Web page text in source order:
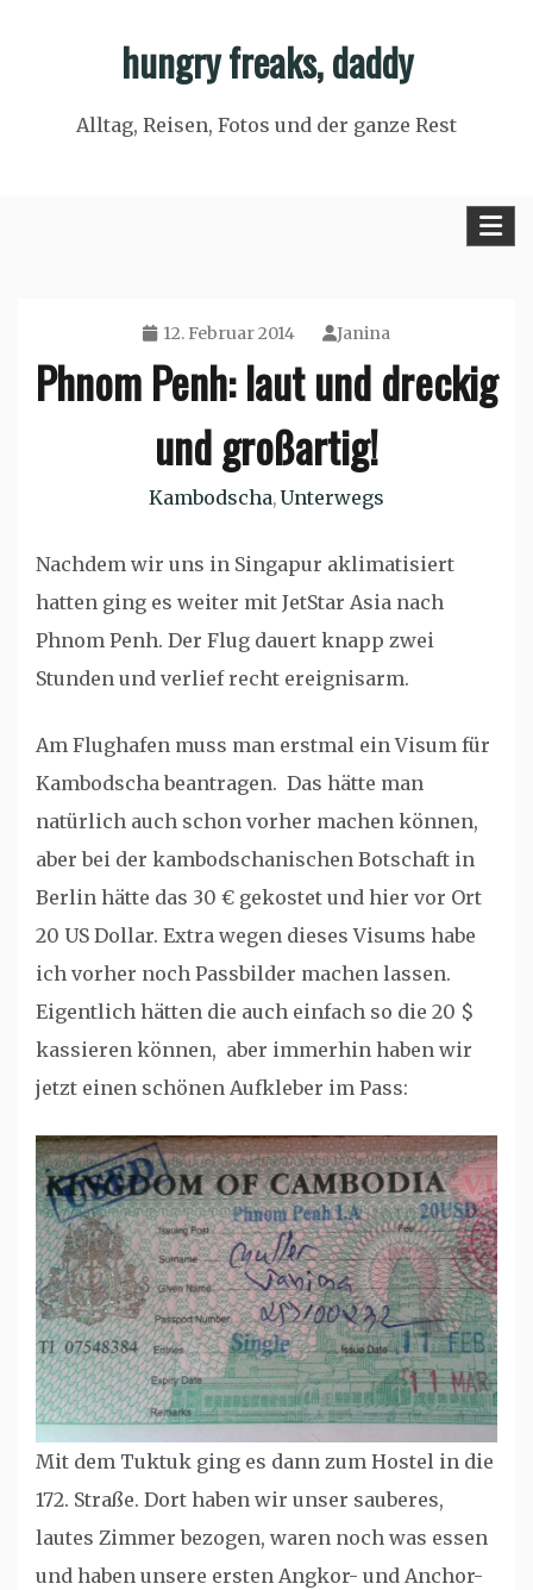
hungry freaks, daddy
Alltag, Reisen, Fotos und der ganze Rest
12. Februar 2014 Janina
Phnom Penh: laut und dreckig
und großartig!
Kambodscha, Unterwegs
Nachdem wir uns in Singapur aklimatisiert
hatten ging es weiter mit JetStar Asia nach
Phnom Penh. Der Flug dauert knapp zwei
Stunden und verlief recht ereignisarm.
Am Flughafen muss man erstmal ein Visum für
Kambodscha beantragen. Das hätte man
natürlich auch schon vorher machen können,
aber bei der kambodschanischen Botschaft in
Berlin hätte das 30 € gekostet und hier vor Ort
20 US Dollar. Extra wegen dieses Visums habe
ich vorher noch Passbilder machen lassen.
Eigentlich hätten die auch einfach so die 20 $
kassieren können, aber immerhin haben wir
jetzt einen schönen Aufkleber im Pass:
Mit dem Tuktuk ging es dann zum Hostel in die
172. Straße. Dort haben wir unser sauberes,
lautes Zimmer bezogen, waren noch was essen
und haben unsere ersten Angkor- und Anchor-